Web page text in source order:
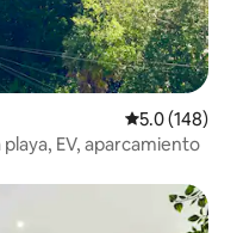
Calificación
5.0 (148)
EV, aparcamiento